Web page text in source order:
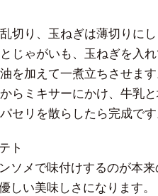
切り、玉ねぎは薄切りにし
じゃがいも、玉ねぎを入
を加えて一煮立ちさせます
らミキサーにかけ、牛乳
セリを散らしたら完成です
ト
ソメで味付けするのが本
しい美味しさになります。